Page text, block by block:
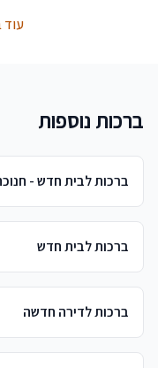
ברכות נוספות
ברכות לבית חדש -
ברכות לבית חדש
ברכות לדירה חדשה